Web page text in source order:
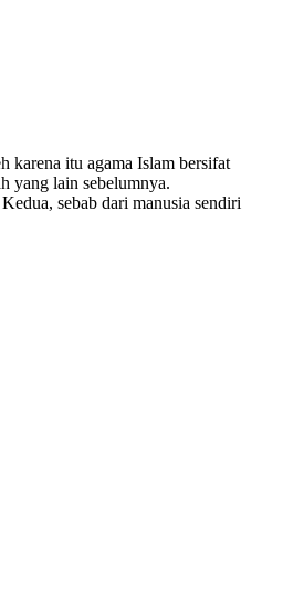
karena itu agama Islam bersifat
yang lain sebelumnya.
sebab dari manusia sendiri